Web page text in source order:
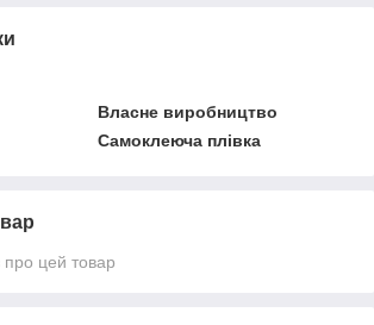
Власне виробництво
Самоклеюча плівка
про цей товар